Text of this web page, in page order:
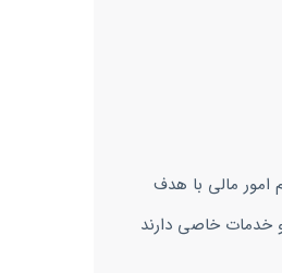
امور مالی با هدف
خدمات خاصی دارند